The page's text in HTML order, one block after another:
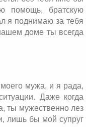
помощь, братскую
я поднимаю за тебя
доме ты всегда
мужа, и я рада,
Даже когда
ты мужественно лез
лишь бы мой супруг